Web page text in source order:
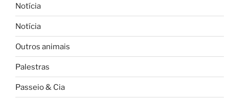
Notícia
Notícia
Outros animais
Palestras
Passeio & Cia